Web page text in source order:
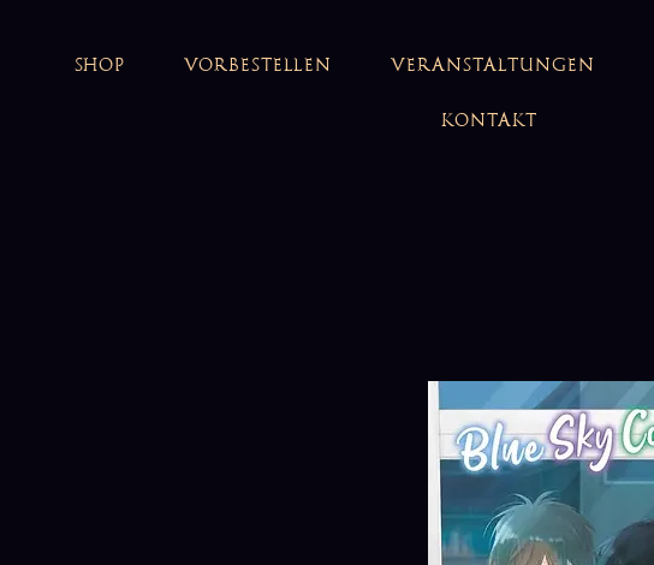
SHOP VORBESTELLEN VERANSTALTUNGEN
KONTAKT